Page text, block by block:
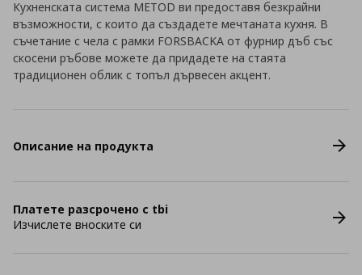
Кухненската система METOD ви предоставя безкрайни
възможности, с които да създадете мечтаната кухня. В
съчетание с чела с рамки FORSBACKA от фурнир дъб със
скосени ръбове можете да придадете на стаята
традиционен облик с топъл дървесен акцент.
Описание на продукта
Платете разсрочено с tbi
Изчислете вноските си